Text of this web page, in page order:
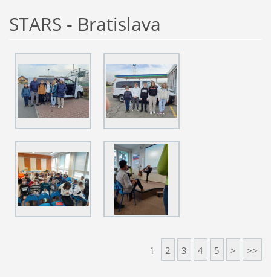
STARS - Bratislava
1 2 3 4 5 > >>